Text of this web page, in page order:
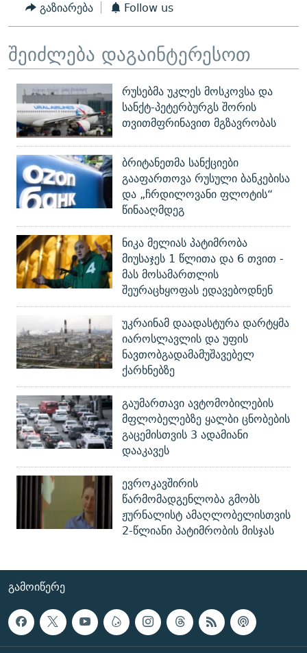
გაზიარება Follow us
შეიძლება დაგაინტერესოთ
რუსებმა უკლეს მოსკოვსა და
სანქტ-პეტერბურგს შორის
თვითმფრინავით მგზავრობას
ბრიტანეთმა სანქციები
გააფართოვა რუსული ბანკებისა
და „ჩრდილოვანი ფლოტის“
წინააღმდეგ
ნიკა მელიას პატიმრობა
მიუსაჯეს 1 წლითა და 6 თვით -
მას მოსამართლის
შეურაცხყოფას ედავებოდნენ
უკრაინამ დაადასტურა დარტყმა
იაროსლავლის და უფის
ნავთობგადამამუშავებელ
ქარხნებზე
გაუმართავი ავტომობილების
მფლობელებზე ყალბი ცნობების
გაცემისთვის 3 ადამიანი
დააკავეს
ევროკავშირის
წარმომადგენლობა გმობს
ჟურნალისტ ამაღლობელისთვის
2-წლიანი პატიმრობის მისჯას
ᲒᲐᲛᲝᲘᲬᲔᲠᲔ